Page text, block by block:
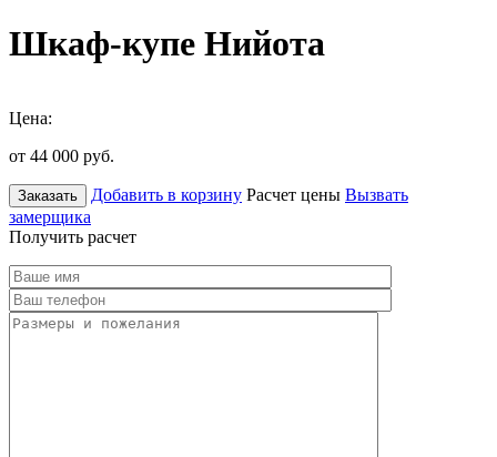
Шкаф-купе Нийота
Цена:
от 44 000 руб.
Заказать Добавить в корзину Расчет цены Вызвать
замерщика
Получить расчет